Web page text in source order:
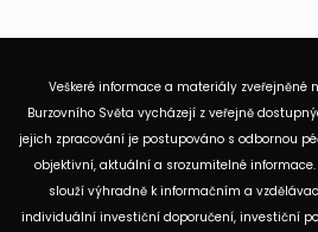
Veškeré informace a materiály zveřejněné
Burzovního Světa vycházejí z veřejně
jejich zpracování je postupováno s odbornou
objektivní, aktuální a srozumitelné
slouží výhradně k informačním a
individuální investiční doporučení, investiční